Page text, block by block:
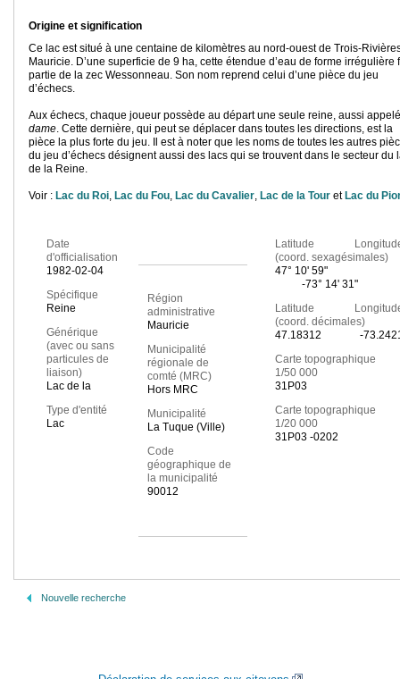
Origine et signification
Ce lac est situé à une centaine de kilomètres au nord-ouest de Trois-
Mauricie. D’une superficie de 9 ha, cette étendue d’eau de forme irrégulière
partie de la zec Wessonneau. Son nom reprend celui d’une pièce du jeu
d’échecs.
Aux échecs, chaque joueur possède au départ une seule reine, aussi
dame. Cette dernière, qui peut se déplacer dans toutes les directions, est la
pièce la plus forte du jeu. Il est à noter que les noms de toutes les autres
du jeu d’échecs désignent aussi des lacs qui se trouvent dans le secteur du
de la Reine.
Voir : Lac du Roi, Lac du Fou, Lac du Cavalier, Lac de la Tour et Lac du
Date
d'officialisation
1982-02-04
Spécifique
Reine
Générique
(avec ou sans
particules de
liaison)
Lac de la
Type d'entité
Lac
Région
administrative
Mauricie
Municipalité
régionale de
comté (MRC)
Hors MRC
Municipalité
La Tuque (Ville)
Code
géographique de
la municipalité
90012
Latitude
(coord. sexagésimales)
47° 10' 59"
-73° 14' 31"
Latitude
(coord. décimales)
47.18312
-
Carte topographique
1/50 000
31P03
Carte topographique
1/20 000
31P03 -0202
Nouvelle recherche